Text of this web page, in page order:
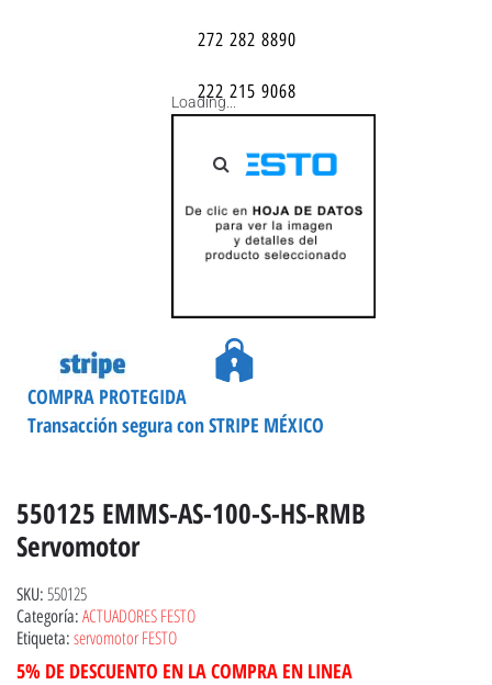
272 282 8890
222 215 9068
Loading...
Transacción segura con STRIPE MÉXICO
COMPRA PROTEGIDA
550125 EMMS-AS-100-S-HS-RMB
Servomotor
SKU: 550125
Categoría: ACTUADORES FESTO
Etiqueta: servomotor FESTO
5% DE DESCUENTO EN LA COMPRA EN LINEA